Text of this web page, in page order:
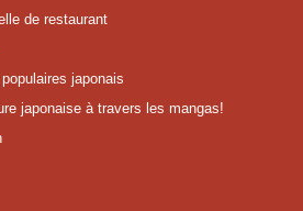
de restaurant
japonais
japonaise à travers les mangas!